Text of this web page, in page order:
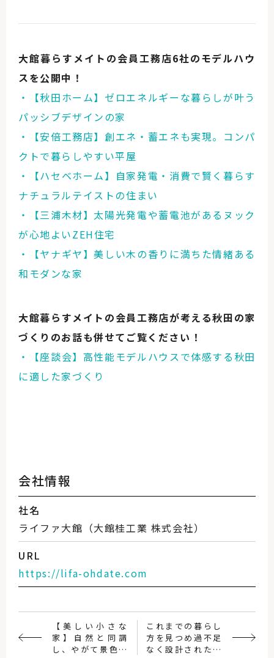
大館暮らすメイトの会員工務店6社のモデルハウ
スを公開中！
・【秋田ホーム】ゼロエネルギーな暮らしが叶う
パッシブデザインの家
・【安倍工務店】創エネ・蓄エネも実現。コンパ
クトで暮らしやすい平屋
・【ハセベホーム】自家発電・消費で賢く暮らす
ナチュラルテイストの住まい
・【三浦木材】太陽光発電や蓄電池があるヌック
が心地よいZEH住宅
・【ヤナギヤ】美しい木の香りに満ちた情緒ある
和モダンな家
大館暮らすメイトの会員工務店が考える秋田の家
づくりのお話も併せてご覧ください！
・【座談会】高性能モデルハウスで体感する秋田
に適した家づくり
会社情報
社名
ライファ大館（大館桂工業 株式会社）
URL
https://lifa-ohdate.com
【美しい小さな
家】自然と同調
し、やがて景色と
これまでの暮らし
方を見つめ過不足
なく設計された平